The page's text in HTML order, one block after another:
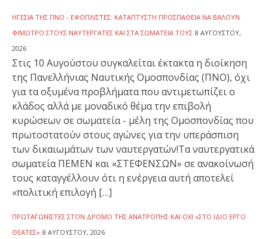
ΗΓΕΣΊΑ ΤΗΣ ΠΝΟ - ΕΦΟΠΛΙΣΤΈΣ: ΚΑΤΆΠΤΥΣΤΗ ΠΡΟΣΠΆΘΕΙΑ ΝΑ ΒΆΛΟΥΝ
ΦΊΜΩΤΡΟ ΣΤΟΥΣ ΝΑΥΤΕΡΓΆΤΕΣ ΚΑΙ ΣΤΑ ΣΩΜΑΤΕΊΑ ΤΟΥΣ 8 ΑΥΓΟΎΣΤΟΥ,
2026
Στις 10 Αυγούστου συγκαλείται έκτακτα η διοίκηση
της Πανελλήνιας Ναυτικής Ομοσπονδίας (ΠΝΟ), όχι
για τα οξυμένα προβλήματα που αντιμετωπίζει ο
κλάδος αλλά με μοναδικό θέμα την επιβολή
κυρώσεων σε σωματεία - μέλη της Ομοσπονδίας που
πρωτοστατούν στους αγώνες για την υπεράσπιση
των δικαιωμάτων των ναυτεργατών!Τα ναυτεργατικά
σωματεία ΠΕΜΕΝ και «ΣΤΕΦΕΝΣΩΝ» σε ανακοίνωσή
τους καταγγέλλουν ότι η ενέργεια αυτή αποτελεί
«πολιτική επιλογή […]
ΠΡΩΤΑΓΩΝΙΣΤΈΣ ΣΤΟΝ ΔΡΌΜΟ ΤΗΣ ΑΝΑΤΡΟΠΉΣ ΚΑΙ ΌΧΙ «ΣΤΟ ΊΔΙΟ ΈΡΓΟ
ΘΕΑΤΈΣ» 8 ΑΥΓΟΎΣΤΟΥ, 2026